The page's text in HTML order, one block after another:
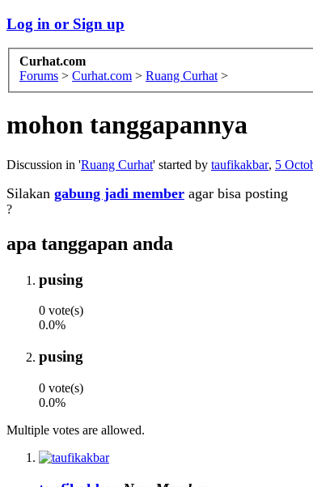
Log in or Sign up
Curhat.com
Forums > Curhat.com > Ruang Curhat >
mohon tanggapannya
Discussion in 'Ruang Curhat' started by taufikakbar, 5
Silakan gabung jadi member agar bisa posting
?
apa tanggapan anda
pusing
0 vote(s)
0.0%
pusing
0 vote(s)
0.0%
Multiple votes are allowed.